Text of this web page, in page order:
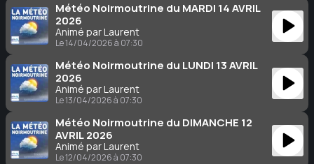
Météo Noirmoutrine du MARDI 14 AVRIL
2026
Animé par Laurent
Le 14/04/2026 à 07:30
Météo Noirmoutrine du LUNDI 13 AVRIL
2026
Animé par Laurent
Le 13/04/2026 à 07:30
Météo Noirmoutrine du DIMANCHE 12
AVRIL 2026
Animé par Laurent
Le 12/04/2026 à 07:30